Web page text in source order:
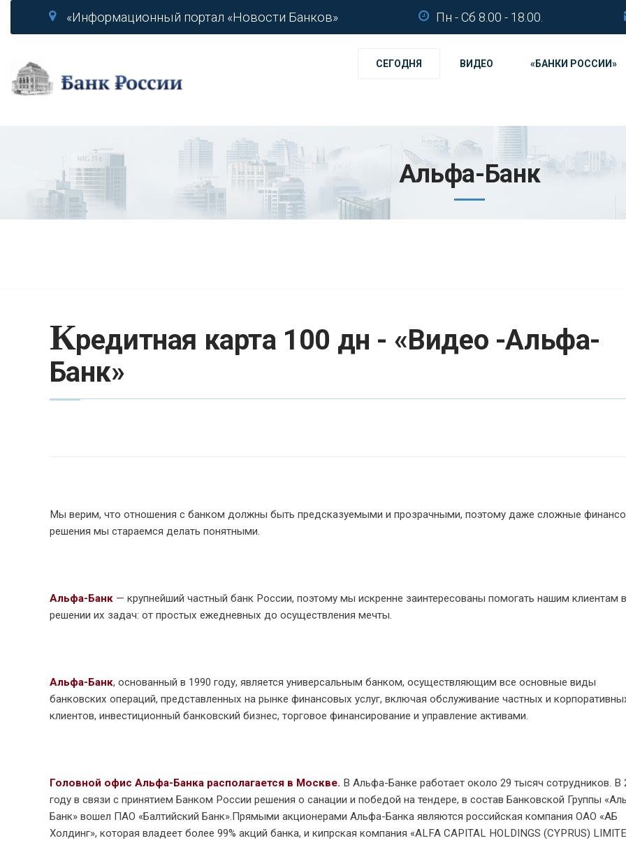
«Информационный портал «Новости Банков» Пн - Сб 8.00 - 18.00.
СЕГОДНЯ ВИДЕО «БАНКИ РОССИИ»
Альфа-Банк
Кредитная карта 100 дн - «Видео -Альфа-
Банк»
Мы верим, что отношения с банком должны быть предсказуемыми и прозрачными, поэтому даже сложные
решения мы стараемся делать понятными.
Альфа-Банк— крупнейший частный банк России, поэтому мы искренне заинтересованы помогать нашим клиентам в
решении их задач: от простых ежедневных до осуществления мечты.
Альфа-Банк, основанный в 1990 году, является универсальным банком, осуществляющим все основные виды
банковских операций, представленных на рынке финансовых услуг, включая обслуживание частных и
клиентов, инвестиционный банковский бизнес, торговое финансирование и управление активами.
Головной офис Альфа-Банка располагается в Москве. В Альфа-Банке работает около 29 тысяч сотрудников. В
году в связи с принятием Банком России решения о санации и победой на тендере, в состав Банковской Группы
Банк» вошел ПАО «Балтийский Банк».Прямыми акционерами Альфа-Банка являются российская компания ОАО «АБ
Холдинг», которая владеет более 99% акций банка, и кипрская компания «ALFA CAPITAL HOLDINGS (CYPRUS)